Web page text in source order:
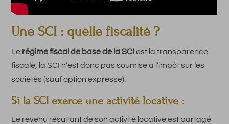
Une SCI : quelle fiscalité ?
Le régime fiscal de base de la SCI est la transparence
fiscale, la SCI n’est donc pas soumise à l’impôt sur les
sociétés (sauf option expresse).
Si la SCI exerce une activité locative :
Le revenu résultant de son activité locative est partagé